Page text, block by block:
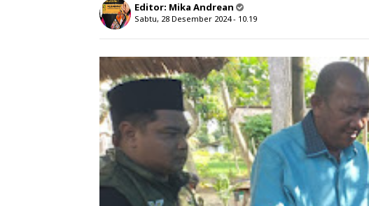
Editor: Mika Andrean
Sabtu, 28 Desember 2024 - 10.19